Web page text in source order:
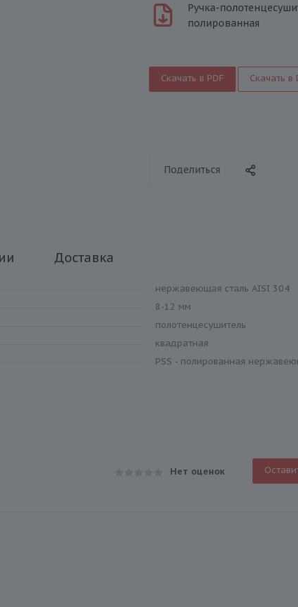
Ручка-
полированная
Скачать в PDF Скачать в
Поделиться
Доставка
нержавеющая сталь AISI 304
8-12 мм
полотенцесушитель
квадратная
PSS - полированная
Нет оценок